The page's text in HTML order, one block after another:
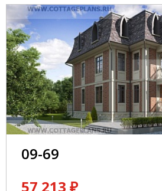
09-69
57 213 ₽